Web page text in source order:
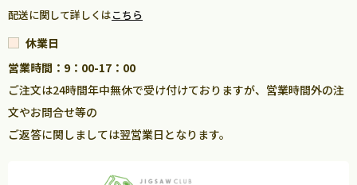
配送に関して詳しくはこちら
休業日
営業時間：9：00-17：00
ご注文は24時間年中無休で受け付けておりますが、営業時間外の注
文やお問合せ等の
ご返答に関しましては翌営業日となります。